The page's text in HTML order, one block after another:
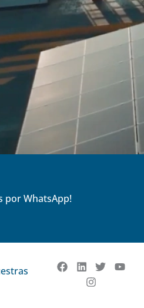
por WhatsApp!